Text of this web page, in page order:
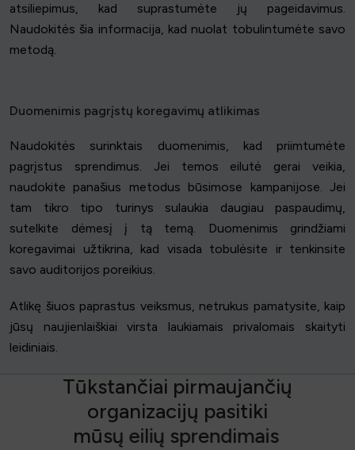
atsiliepimus, kad suprastumėte jų pageidavimus.
Naudokitės šia informacija, kad nuolat tobulintumėte savo
metodą.
Duomenimis pagrįstų koregavimų atlikimas
Naudokitės surinktais duomenimis, kad priimtumėte
pagrįstus sprendimus. Jei temos eilutė gerai veikia,
naudokite panašius metodus būsimose kampanijose. Jei
tam tikro tipo turinys sulaukia daugiau paspaudimų,
sutelkite dėmesį į tą temą. Duomenimis grindžiami
koregavimai užtikrina, kad visada tobulėsite ir tenkinsite
savo auditorijos poreikius.
Atlikę šiuos paprastus veiksmus, netrukus pamatysite, kaip
jūsų naujienlaiškiai virsta laukiamais privalomais skaityti
leidiniais.
Tūkstančiai pirmaujančių
organizacijų pasitiki
mūsų eilių sprendimais